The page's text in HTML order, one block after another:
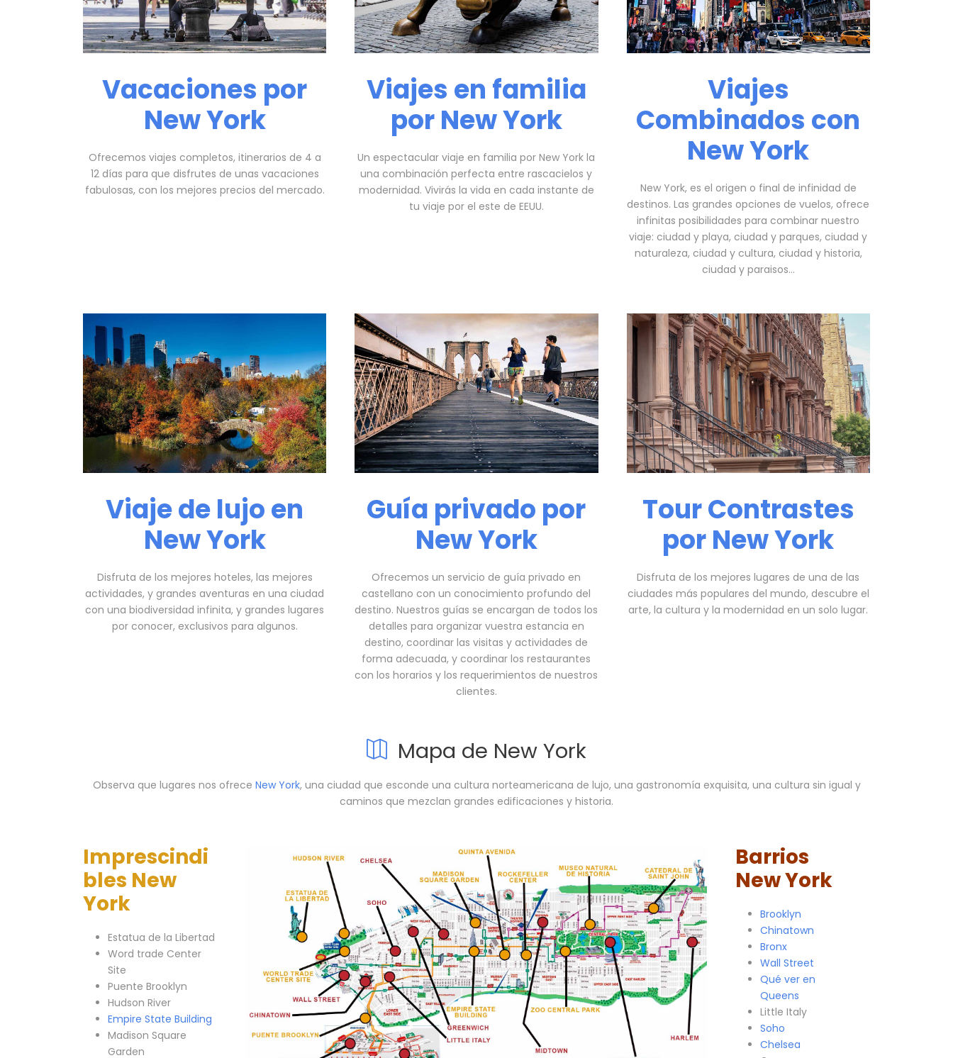
Vacaciones por
New York
Ofrecemos viajes completos, itinerarios de 4 a
12 días para que disfrutes de unas vacaciones
fabulosas, con los mejores precios del mercado.
Viajes en familia
por New York
Un espectacular viaje en familia por New York la
una combinación perfecta entre rascacielos y
modernidad. Vivirás la vida en cada instante de
tu viaje por el este de EEUU.
Viajes
Combinados con
New York
New York, es el origen o final de infinidad de
destinos. Las grandes opciones de vuelos, ofrece
infinitas posibilidades para combinar nuestro
viaje: ciudad y playa, ciudad y parques, ciudad y
naturaleza, ciudad y cultura, ciudad y historia,
ciudad y paraisos…
Viaje de lujo en
New York
Disfruta de los mejores hoteles, las mejores
actividades, y grandes aventuras en una ciudad
con una biodiversidad infinita, y grandes lugares
por conocer, exclusivos para algunos.
Guía privado por
New York
Ofrecemos un servicio de guía privado en
castellano con un conocimiento profundo del
destino. Nuestros guías se encargan de todos los
detalles para organizar vuestra estancia en
destino, coordinar las visitas y actividades de
forma adecuada, y coordinar los restaurantes
con los horarios y los requerimientos de nuestros
clientes.
Tour Contrastes
por New York
Disfruta de los mejores lugares de una de las
ciudades más populares del mundo, descubre el
arte, la cultura y la modernidad en un solo lugar.
Mapa de New York
Observa que lugares nos ofrece New York, una ciudad que esconde una cultura norteamericana de lujo, una gastronomía exquisita, una cultura sin igual y
caminos que mezclan grandes edificaciones y historia.
Imprescindi
bles New
York
Estatua de la Libertad
Word trade Center
Site
Puente Brooklyn
Hudson River
Empire State Building
Madison Square
Garden
Barrios
New York
Brooklyn
Chinatown
Bronx
Wall Street
Qué ver en
Queens
Little Italy
Soho
Chelsea